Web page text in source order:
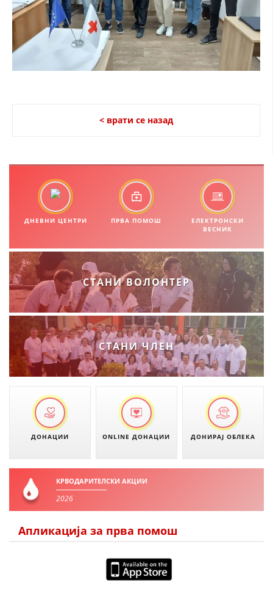
СОЦИЈАЛНО ХУМАНИТАРНА ДЕЈНОСТ
КАКО ДА ДОНИРАТЕ
ПОДГОТВЕНОСТ И ДЕЈСТВО ПРИ КАТАСТРОФИ
ПРОЕКТИ – ПОДГОТВЕНОСТ И ДЕЈСТВУВАЊЕ ПРИ КАТАСТРОФИ
ИСТРАЖУВАЊЕ НА ЈАВНО МИСЛЕЊЕ
МЕЃУНАРОДНА СОРАБОТКА
ДОГОВОРИ
ФОРМУЛАРИ ЗА БАРАЊА
ЗДРАВСТВЕНО ПРЕВЕНТИВНА ДЕЈНОСТ
ПРВА ПОМОШ
КРВОДАРИТЕЛСТВО
ИНФОРМАЦИИ ЗА БОЛЕСТИ
МЕНАЏМЕНТ НА ВОЛОНТЕРИ
ЗА НАС
ЕДУКАТИВНО ИНФОРМАТИВНИ МАТЕРИЈАЛИ
< врати се назад
ДНЕВНИ ЦЕНТРИ ПРВА ПОМОШ
ЕЛЕКТРОНСКИ
ВЕСНИК
СТАНИ ВОЛОНТЕР
СТАНИ ЧЛЕН
ДОНАЦИИ ONLINE ДОНАЦИИ ДОНИРАЈ ОБЛЕКА
КРВОДАРИТЕЛСКИ АКЦИИ
2026
Апликација за прва помош